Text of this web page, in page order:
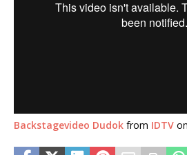
Backstagevideo Dudok from IDTV on